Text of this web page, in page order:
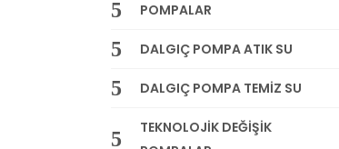
POMPALAR
DALGIÇ POMPA ATIK SU
DALGIÇ POMPA TEMİZ SU
TEKNOLOJİK DEĞİŞİK